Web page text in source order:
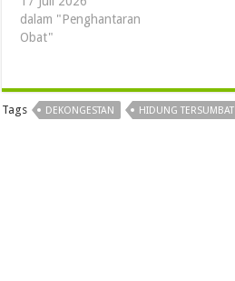
dalam "Penghantaran
Obat"
Tags DEKONGESTAN HIDUNG TERSUMBAT